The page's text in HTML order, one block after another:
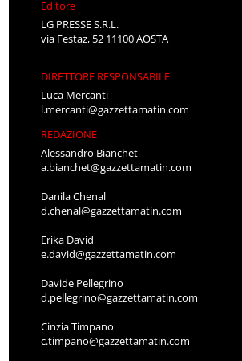
Editore
LG PRESSE S.R.L.
via Festaz, 52 11100 AOSTA
DIRETTORE RESPONSABILE
Luca Mercanti
l.mercanti@gazzettamatin.com
REDAZIONE
Alessandro Bianchet
a.bianchet@gazzettamatin.com
Danila Chenal
d.chenal@gazzettamatin.com
Erika David
e.david@gazzettamatin.com
Davide Pellegrino
d.pellegrino@gazzettamatin.com
Cinzia Timpano
c.timpano@gazzettamatin.com